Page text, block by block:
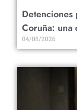
Coruña: una
04/08/2026